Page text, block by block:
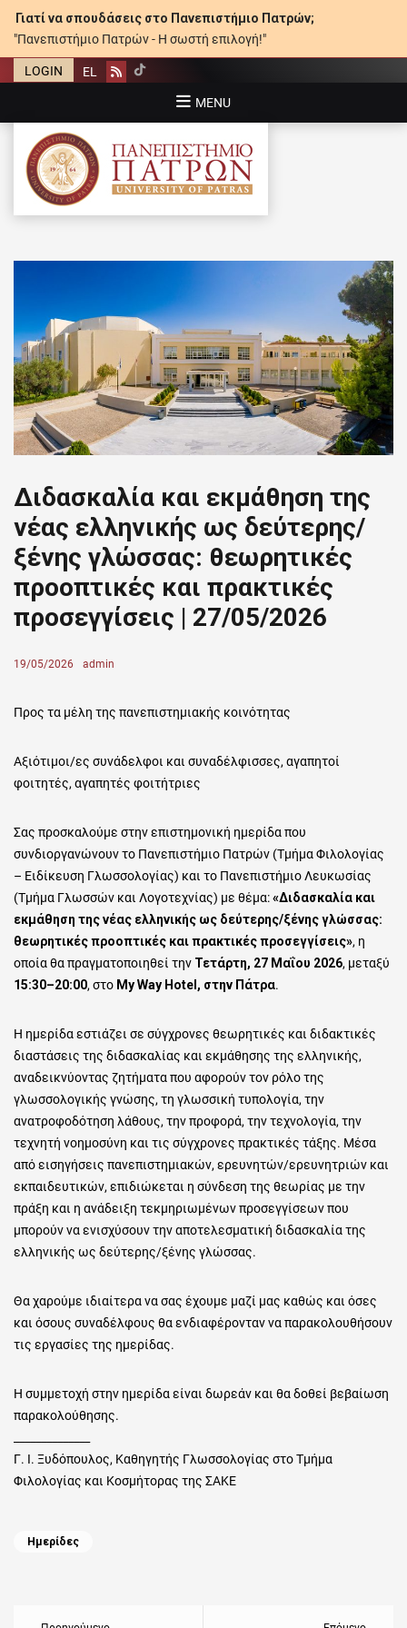
Γιατί να σπουδάσεις στο Πανεπιστήμιο Πατρών;
"Πανεπιστήμιο Πατρών - Η σωστή επιλογή!"
LOGIN EL Rss
MENU
ΠΑΝΕΠΙΣΤΉΜΙΟ ΠΑΤΡΏΝ
Διδασκαλία και εκμάθηση της
νέας ελληνικής ως δεύτερης/
ξένης γλώσσας: θεωρητικές
προοπτικές και πρακτικές
προσεγγίσεις | 27/05/2026
Posted
19/05/2026 Author
admin
Προς τα μέλη της πανεπιστημιακής κοινότητας
​Αξιότιμοι/ες συνάδελφοι και συναδέλφισσες, αγαπητοί
φοιτητές, αγαπητές φοιτήτριες
Σας προσκαλούμε στην επιστημονική ημερίδα που
συνδιοργανώνουν το Πανεπιστήμιο Πατρών (Τμήμα Φιλολογίας
– Ειδίκευση Γλωσσολογίας) και το Πανεπιστήμιο Λευκωσίας
(Τμήμα Γλωσσών και Λογοτεχνίας) με θέμα:«Διδασκαλία και
εκμάθηση της νέας ελληνικής ως δεύτερης/ξένης γλώσσας:
θεωρητικές προοπτικές και πρακτικές προσεγγίσεις», η
οποία θα πραγματοποιηθεί την Τετάρτη, 27 Μαΐου 2026, μεταξύ
15:30–20:00, στο My Way Hotel, στην Πάτρα.
​Η ημερίδα εστιάζει σε σύγχρονες θεωρητικές και διδακτικές
διαστάσεις της διδασκαλίας και εκμάθησης της ελληνικής,
αναδεικνύοντας ζητήματα που αφορούν τον ρόλο της
γλωσσολογικής γνώσης, τη γλωσσική τυπολογία, την
ανατροφοδότηση λάθους, την προφορά, την τεχνολογία, την
τεχνητή νοημοσύνη και τις σύγχρονες πρακτικές τάξης. Μέσα
από εισηγήσεις πανεπιστημιακών, ερευνητών/ερευνητριών και
εκπαιδευτικών, επιδιώκεται η σύνδεση της θεωρίας με την
πράξη και η ανάδειξη τεκμηριωμένων προσεγγίσεων που
μπορούν να ενισχύσουν την αποτελεσματική διδασκαλία της
ελληνικής ως δεύτερης/ξένης γλώσσας.
Θα χαρούμε ιδιαίτερα να σας έχουμε μαζί μας καθώς και όσες
και όσους συναδέλφους θα ενδιαφέρονταν να παρακολουθήσουν
τις εργασίες της ημερίδας.
Η συμμετοχή στην ημερίδα είναι δωρεάν και θα δοθεί βεβαίωση
παρακολούθησης.
Γ. Ι. Ξυδόπουλος, Καθηγητής Γλωσσολογίας στο Τμήμα
Φιλολογίας και Κοσμήτορας της ΣΑΚΕ
Categories
Ημερίδες